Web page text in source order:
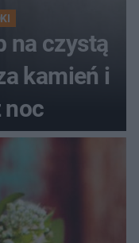
na czystą
kamień i
noc